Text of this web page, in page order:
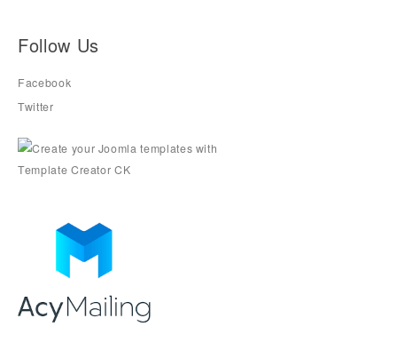
Follow Us
Facebook
Twitter